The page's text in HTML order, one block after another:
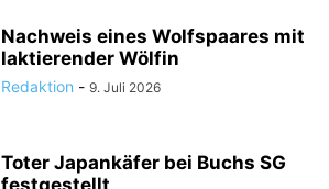
Nachweis eines Wolfspaares mit
laktierender Wölfin
Redaktion - 9. Juli 2026
Toter Japankäfer bei Buchs SG
festgestellt